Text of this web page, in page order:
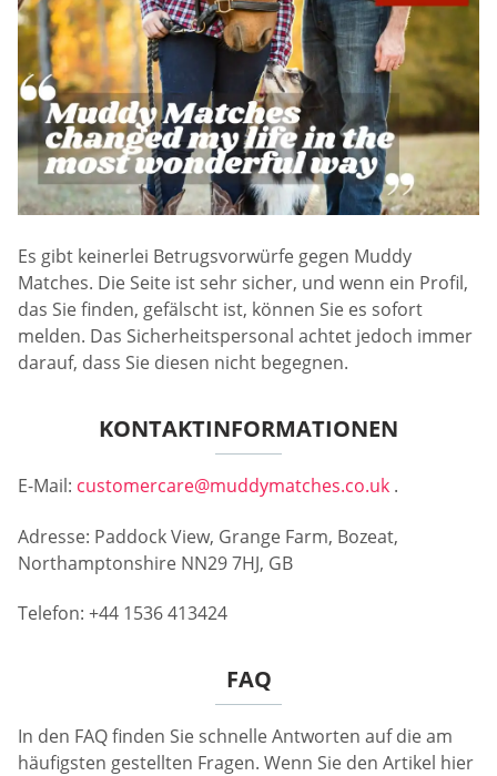
Es gibt keinerlei Betrugsvorwürfe gegen Muddy
Matches. Die Seite ist sehr sicher, und wenn ein Profil,
das Sie finden, gefälscht ist, können Sie es sofort
melden. Das Sicherheitspersonal achtet jedoch immer
darauf, dass Sie diesen nicht begegnen.
KONTAKTINFORMATIONEN
E-Mail: customercare@muddymatches.co.uk .
Adresse: Paddock View, Grange Farm, Bozeat,
Northamptonshire NN29 7HJ, GB
Telefon: +44 1536 413424
FAQ
In den FAQ finden Sie schnelle Antworten auf die am
häufigsten gestellten Fragen. Wenn Sie den Artikel hier